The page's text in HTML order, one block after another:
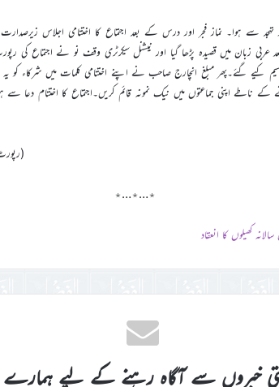
تہجد سے ہوا۔ نماز فجر اور درس کے بعد اجتماع کا اختتامی اجلاس
عربی زبان میں قصیدہ پڑھا گیا اور نیشنل سیکرٹری وقف نو نے اجتماع کی
کیے گئے۔پھر مبلغ انچارج صاحب نے اپنے اختتامی کلمات میں شرکاء کو
ناطے اپنی جماعتوں میں نیک نمونہ قائم کریں۔اجتماع کا اختتام دعا سے
٭…٭…٭
کھیلوں کا انعقاد
خبروں سے آگاہ رہنے کے لیے ہمارے